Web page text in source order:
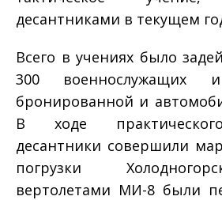
десантниками в текущем
Всего в учениях было
300
бронированной и
В ходе
десантники совершили
погрузки
вертолетами МИ-8 были